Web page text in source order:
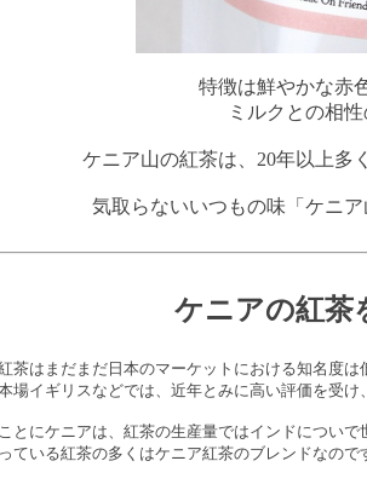
特徴は鮮やかな赤
ミルクとの相
ケニア山の紅茶は、20年以上多
気取らないいつもの味「ケニ
ケニアの紅茶
茶はまだまだ日本のマーケットにおける知名度は
場イギリスなどでは、近年とみに高い評価を受け
とにケニアは、紅茶の生産量ではインドについ
ている紅茶の多くはケニア紅茶のブレンドなので